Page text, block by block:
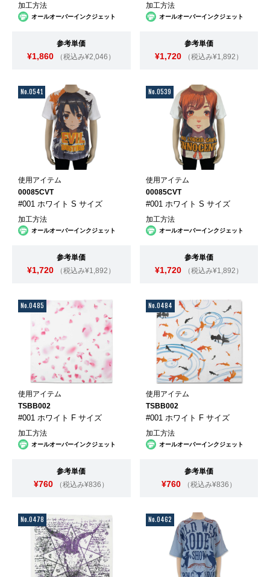
加工方法
オールオーバーインクジェット
参考単価
¥1,860 （税込み¥2,046）
加工方法
オールオーバーインクジェット
参考単価
¥1,720 （税込み¥1,892）
No.0541
使用アイテム
00085CVT
#001 ホワイト S サイズ
加工方法
オールオーバーインクジェット
参考単価
¥1,720 （税込み¥1,892）
No.0539
使用アイテム
00085CVT
#001 ホワイト S サイズ
加工方法
オールオーバーインクジェット
参考単価
¥1,720 （税込み¥1,892）
No.0485
使用アイテム
TSBB002
#001 ホワイト F サイズ
加工方法
オールオーバーインクジェット
参考単価
¥760 （税込み¥836）
No.0484
使用アイテム
TSBB002
#001 ホワイト F サイズ
加工方法
オールオーバーインクジェット
参考単価
¥760 （税込み¥836）
No.0478 No.0462